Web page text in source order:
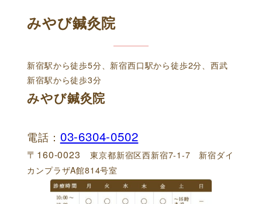
みやび鍼灸院
新宿駅から徒歩5分、新宿西口駅から徒歩2分、西武
新宿駅から徒歩3分
みやび鍼灸院
電話： 03-6304-0502
〒160-0023東京都新宿区西新宿7-1-7 新宿ダイ
カンプラザA館814号室